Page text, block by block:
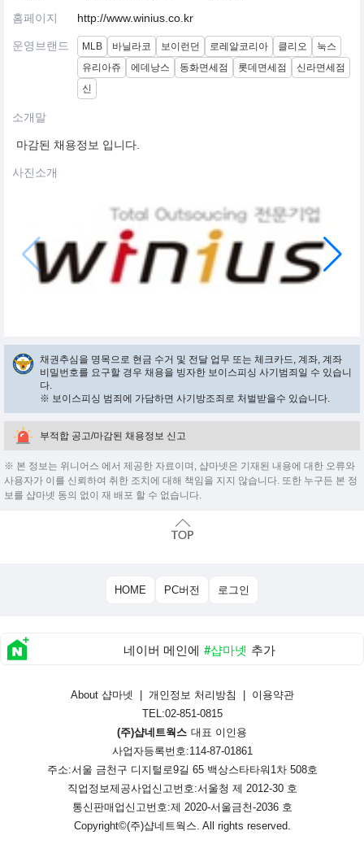
홈페이지 http://www.winius.co.kr
운영브랜드 MLB 바닐라코 보이런던 로레알코리아 클리오
눅스
유리아쥬
에데낭스 동화면세점 롯데면세점
신라면세점
신
소개말
마감된 채용정보 입니다.
사진소개
채권추심을 명목으로 현금 수거 및 전달 업무 또는 체크카드, 계좌, 계좌
비밀번호를 요구할 경우 채용을 빙자한 보이스피싱 사기범죄일 수 있습니
다.
※ 보이스피싱 범죄에 가담하면 사기방조죄로 처벌받을수 있습니다.
부적합 공고/마감된 채용정보 신고
※ 본 정보는 위니어스 에서 제공한 자료이며, 샵마넷은 기재된 내용에 대한 오류와
사용자가 이를 신뢰하여 취한 조치에 대해 책임을 지지 않습니다. 또한 누구든 본 정
보를 샵마넷 동의 없이 재 배포 할 수 없습니다.
HOME PC버전 로그인
네이버 메인에 #샵마넷 추가
About 샵마넷 개인정보 처리방침
이용약관
TEL:02-851-0815
(주)샵네트웍스 대표 이인용
사업자등록번호:114-87-01861
주소:서울 금천구 디지털로9길 65 백상스타타워1차 508호
직업정보제공사업신고번호:서울청 제 2012-30 호
통신판매업신고번호:제 2020-서울금천-2036 호
Copyright©(주)샵네트웍스. All rights reserved.